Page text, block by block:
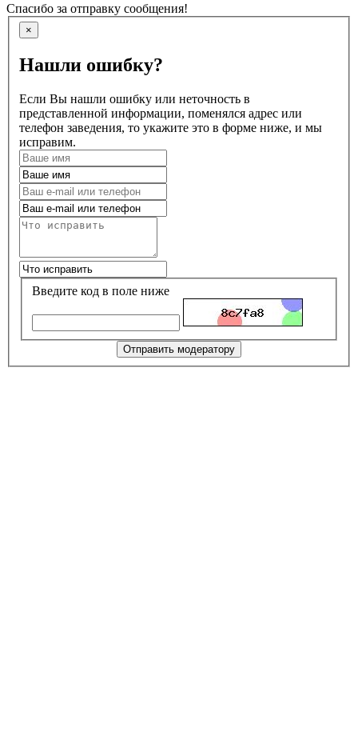
Спасибо за отправку сообщения!
×
Нашли ошибку?
Если Вы нашли ошибку или неточность в
представленной информации, поменялся адрес или
телефон заведения, то укажите это в форме ниже, и мы
исправим.
Введите код в поле ниже
Отправить модератору